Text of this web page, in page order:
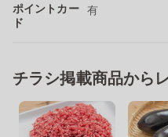
ポイントカー
ド
有
チラシ掲載商品から